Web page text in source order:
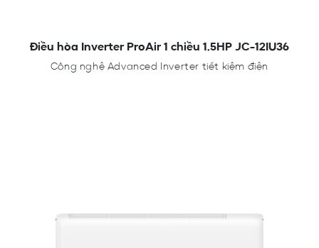
Điều hòa Inverter ProAir 1 chiều 1.5HP JC-12IU36
Công nghệ Advanced Inverter tiết kiệm điện